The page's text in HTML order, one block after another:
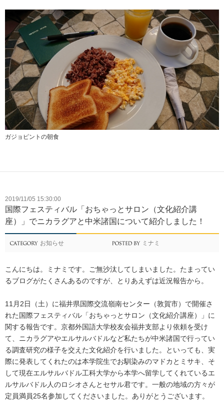
ガジョピントの朝食
2019/11/05 15:30:00
国際フェスティバル「おちゃっとサロン（文化紹介講
座）」でニカラグアと中米諸国について紹介しました！
お知らせ ミナミ
こんにちは。ミナミです。ご無沙汰してしまいました。たまってい
るブログがたくさんあるのですが、とりあえずは近況報告から。
11月2日（土）に福井県国際交流嶺南センター（敦賀市）で開催さ
れた国際フェスティバル「おちゃっとサロン（文化紹介講座）」に
関する報告です。京都外国語大学校友会福井支部より依頼を受け
て、ニカラグアやエルサルバドルなど私たちが中米諸国で行ってい
る調査研究の様子を交えた文化紹介を行いました。といっても、実
際に発表してくれたのは本学院生でお馴染みのマドカとミサキ、そ
して現在エルサルバドル工科大学から本学へ留学してくれているエ
ルサルバドル人のロシオさんとセサル君です。一般の地域の方々が
定員満員25名参加してくださいました。ありがとうございます。